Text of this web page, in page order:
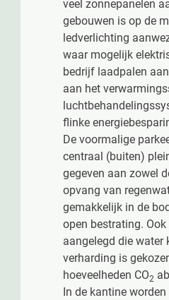
veel zonnepanelen
gebouwen is op de
ledverlichting
waar mogelijk
bedrijf laadpalen
aan het
flinke
De voormalige
centraal (buiten)
gegeven aan zowel
opvang van
gemakkelijk in de
open bestrating.
aangelegd die water
verharding is
hoeveelheden CO2
In de kantine worden